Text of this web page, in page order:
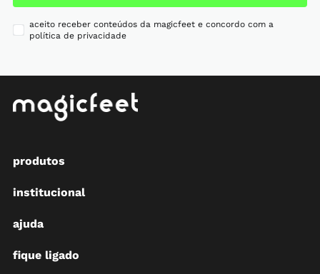
aceito receber conteúdos da magicfeet e concordo com a
política de privacidade
produtos
institucional
ajuda
fique ligado